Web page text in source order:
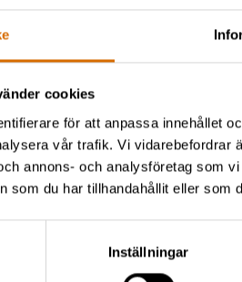
cookies
för att anpassa innehållet
vår trafik. Vi vidarebefordrar
annons- och analysföretag som
som du har tillhandahållit eller
Inställningar
herrgård!
och bajspåsar.
och herrgårdens
sina favoritställen på vår
i receptionen.